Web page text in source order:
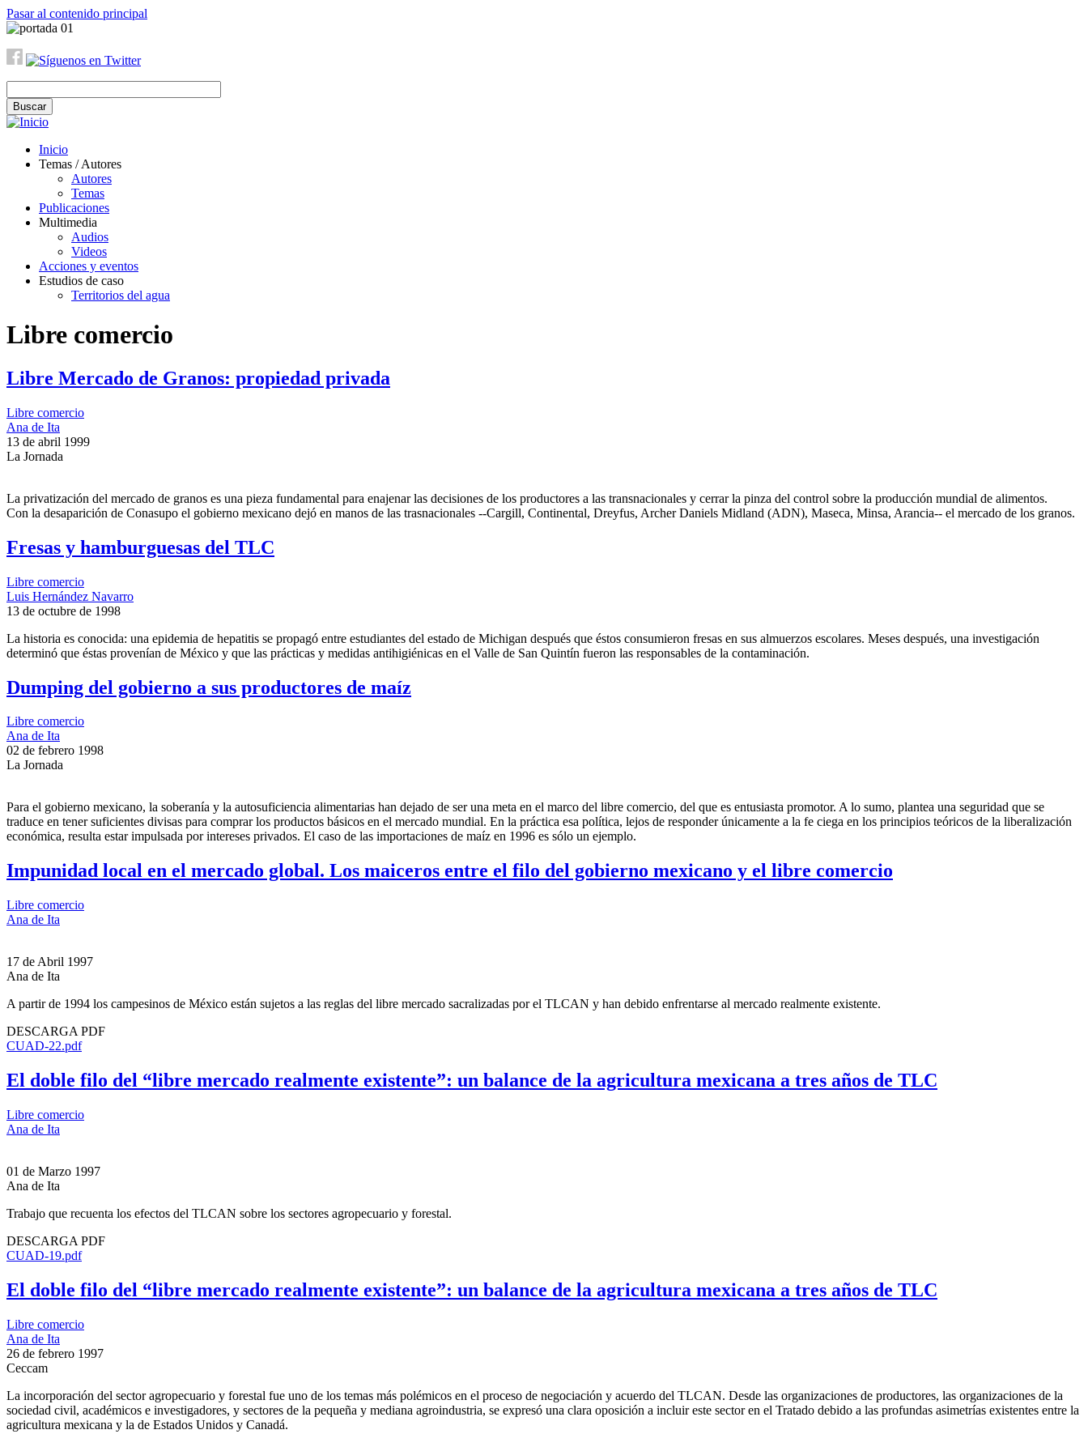
Pasar al contenido principal
Inicio
Temas / Autores
Autores
Temas
Publicaciones
Multimedia
Audios
Videos
Acciones y eventos
Estudios de caso
Territorios del agua
Libre comercio
Libre Mercado de Granos: propiedad privada
Libre comercio
Ana de Ita
13 de abril 1999
La Jornada
La privatización del mercado de granos es una pieza fundamental para enajenar las decisiones de los productores a las transnacionales y cerrar la pinza del control sobre la producción mundial de alimentos.
Con la desaparición de Conasupo el gobierno mexicano dejó en manos de las trasnacionales --Cargill, Continental, Dreyfus, Archer Daniels Midland (ADN), Maseca, Minsa, Arancia-- el mercado de los granos.
Fresas y hamburguesas del TLC
Libre comercio
Luis Hernández Navarro
13 de octubre de 1998
La historia es conocida: una epidemia de hepatitis se propagó entre estudiantes del estado de Michigan después que éstos consumieron fresas en sus almuerzos escolares. Meses después, una investigación
determinó que éstas provenían de México y que las prácticas y medidas antihigiénicas en el Valle de San Quintín fueron las responsables de la contaminación.
Dumping del gobierno a sus productores de maíz
Libre comercio
Ana de Ita
02 de febrero 1998
La Jornada
Para el gobierno mexicano, la soberanía y la autosuficiencia alimentarias han dejado de ser una meta en el marco del libre comercio, del que es entusiasta promotor. A lo sumo, plantea una seguridad que se
traduce en tener suficientes divisas para comprar los productos básicos en el mercado mundial. En la práctica esa política, lejos de responder únicamente a la fe ciega en los principios teóricos de la liberalización
económica, resulta estar impulsada por intereses privados. El caso de las importaciones de maíz en 1996 es sólo un ejemplo.
Impunidad local en el mercado global. Los maiceros entre el filo del gobierno mexicano y el libre comercio
Libre comercio
Ana de Ita
17 de Abril 1997
Ana de Ita
A partir de 1994 los campesinos de México están sujetos a las reglas del libre mercado sacralizadas por el TLCAN y han debido enfrentarse al mercado realmente existente.
DESCARGA PDF
CUAD-22.pdf
El doble filo del “libre mercado realmente existente”: un balance de la agricultura mexicana a tres años de TLC
Libre comercio
Ana de Ita
01 de Marzo 1997
Ana de Ita
Trabajo que recuenta los efectos del TLCAN sobre los sectores agropecuario y forestal.
DESCARGA PDF
CUAD-19.pdf
El doble filo del “libre mercado realmente existente”: un balance de la agricultura mexicana a tres años de TLC
Libre comercio
Ana de Ita
26 de febrero 1997
Ceccam
La incorporación del sector agropecuario y forestal fue uno de los temas más polémicos en el proceso de negociación y acuerdo del TLCAN. Desde las organizaciones de productores, las organizaciones de la
sociedad civil, académicos e investigadores, y sectores de la pequeña y mediana agroindustria, se expresó una clara oposición a incluir este sector en el Tratado debido a las profundas asimetrías existentes entre la
agricultura mexicana y la de Estados Unidos y Canadá.